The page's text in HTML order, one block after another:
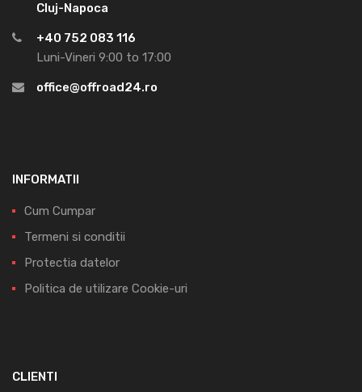
Cluj-Napoca
+40 752 083 116
Luni-Vineri 9:00 to 17:00
office@offroad24.ro
INFORMATII
Cum Cumpar
Termeni si conditii
Protectia datelor
Politica de utilizare Cookie-uri
CLIENTI